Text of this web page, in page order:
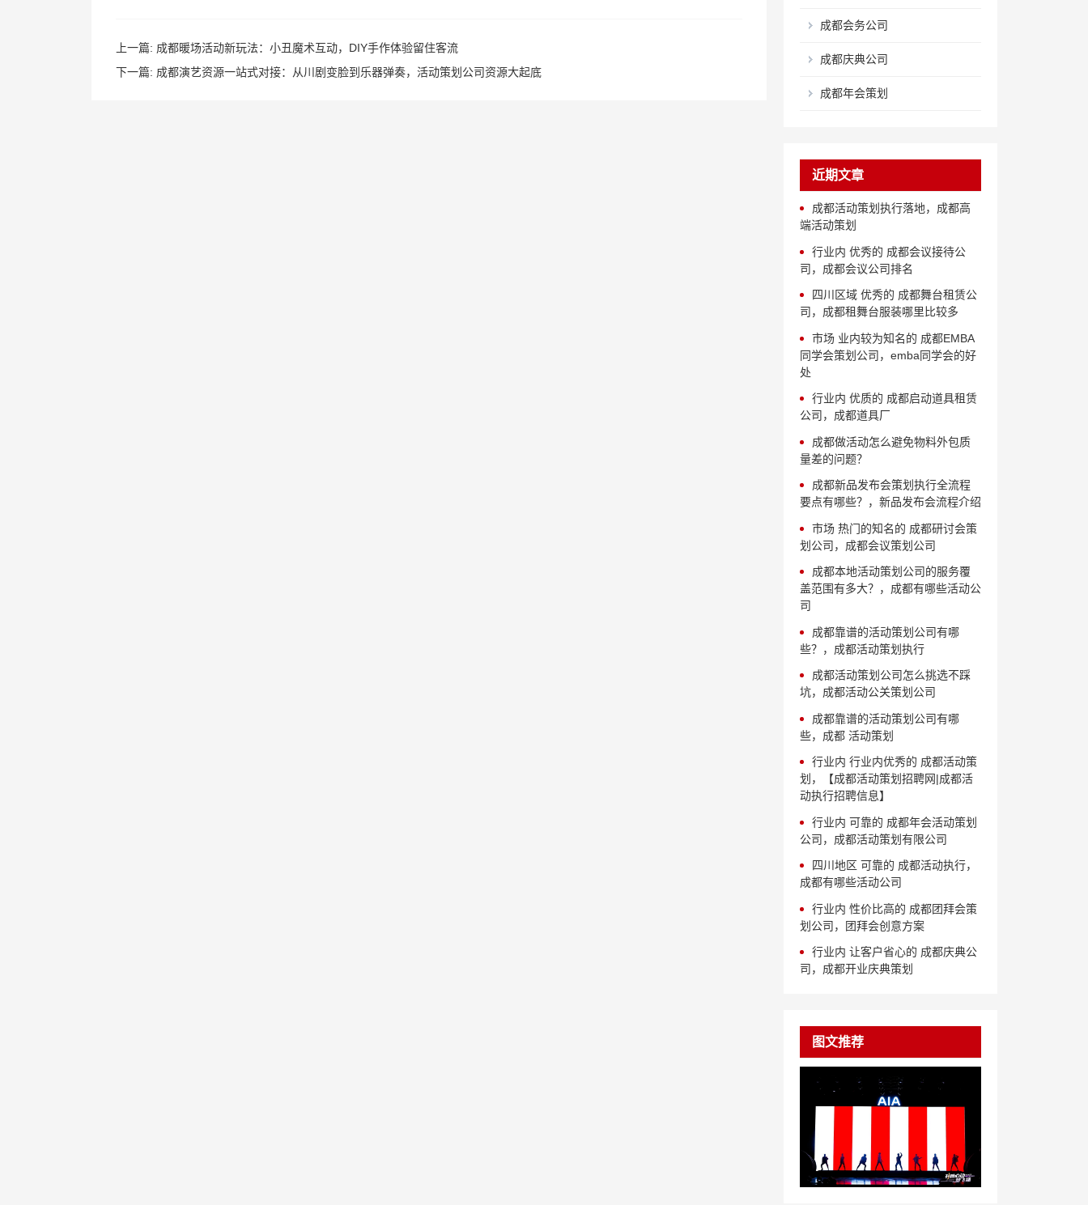
上一篇: 成都暖场活动新玩法：小丑魔术互动，DIY手作体验留住客流
下一篇: 成都演艺资源一站式对接：从川剧变脸到乐器弹奏，活动策划公司资源大起底
成都会务公司
成都庆典公司
成都年会策划
近期文章
成都活动策划执行落地，成都高
端活动策划
行业内 优秀的 成都会议接待公
司，成都会议公司排名
四川区域 优秀的 成都舞台租赁公
司，成都租舞台服装哪里比较多
市场 业内较为知名的 成都EMBA
同学会策划公司，emba同学会的好
处
行业内 优质的 成都启动道具租赁
公司，成都道具厂
成都做活动怎么避免物料外包质
量差的问题？
成都新品发布会策划执行全流程
要点有哪些？，新品发布会流程介绍
市场 热门的知名的 成都研讨会策
划公司，成都会议策划公司
成都本地活动策划公司的服务覆
盖范围有多大？，成都有哪些活动公
司
成都靠谱的活动策划公司有哪
些？，成都活动策划执行
成都活动策划公司怎么挑选不踩
坑，成都活动公关策划公司
成都靠谱的活动策划公司有哪
些，成都 活动策划
行业内 行业内优秀的 成都活动策
划，【成都活动策划招聘网|成都活
动执行招聘信息】
行业内 可靠的 成都年会活动策划
公司，成都活动策划有限公司
四川地区 可靠的 成都活动执行，
成都有哪些活动公司
行业内 性价比高的 成都团拜会策
划公司，团拜会创意方案
行业内 让客户省心的 成都庆典公
司，成都开业庆典策划
图文推荐